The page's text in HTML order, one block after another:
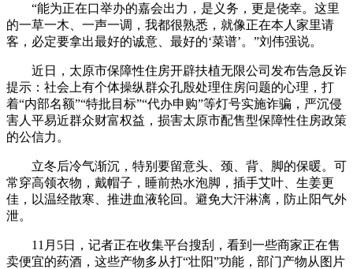
“能为正在口举办的嘉会出力，是义务，更是侥幸。这里
的一草一木、一声一调，我都很熟悉，就像正在本人家里请
客，必定要拿出最好的诚意、最好的‘菜谱’。”刘伟强说。
近日，太原市保障性住房开辟扶植无限公司发布告急反诈
提示：社会上有个体操纵群众孔殷处理住房问题的心理，打
着“内部名额”“特批目标”“代办申购”等灯号实施诈骗，严沉侵
害人平易近群众财富权益，损害太原市配售型保障性住房政策
的公信力。
立冬后冷气渐沉，特别要留意头、颈、背、脚的保暖。可
常穿高领衣物，戴帽子，睡前热水泡脚，插手艾叶、生姜更
佳，以温经散寒、推进血液轮回。避免大汗淋漓，防止阳气外
泄。
11月5日，记者正在收集平台搜刮，看到一些商家正在售
卖便宜的药酒，这些产物多从打“壮阳”功能，部门产物从图片